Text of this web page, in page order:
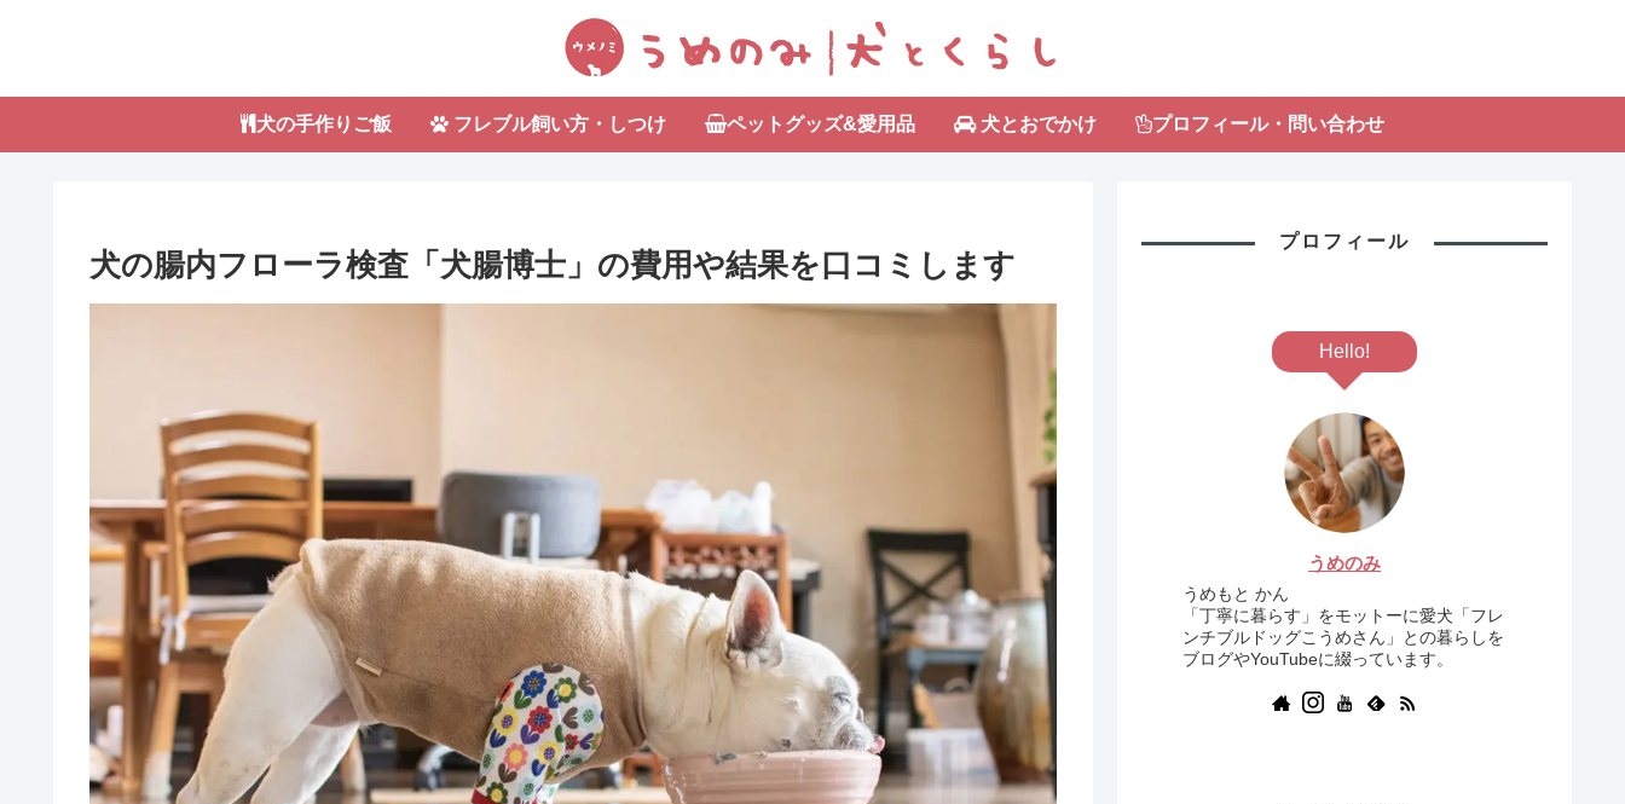
犬の手作りご飯 フレブル飼い方・しつけ ペットグッズ&愛用品 犬とおでかけ プロフィール・問い合わせ
犬の腸内フローラ検査「犬腸博士」の費用や結果を口コミします
プロフィール
Hello!
うめのみ
うめもと かん
「丁寧に暮らす」をモットーに愛犬「フレ
ンチブルドッグこうめさん」との暮らしを
ブログやYouTubeに綴っています。